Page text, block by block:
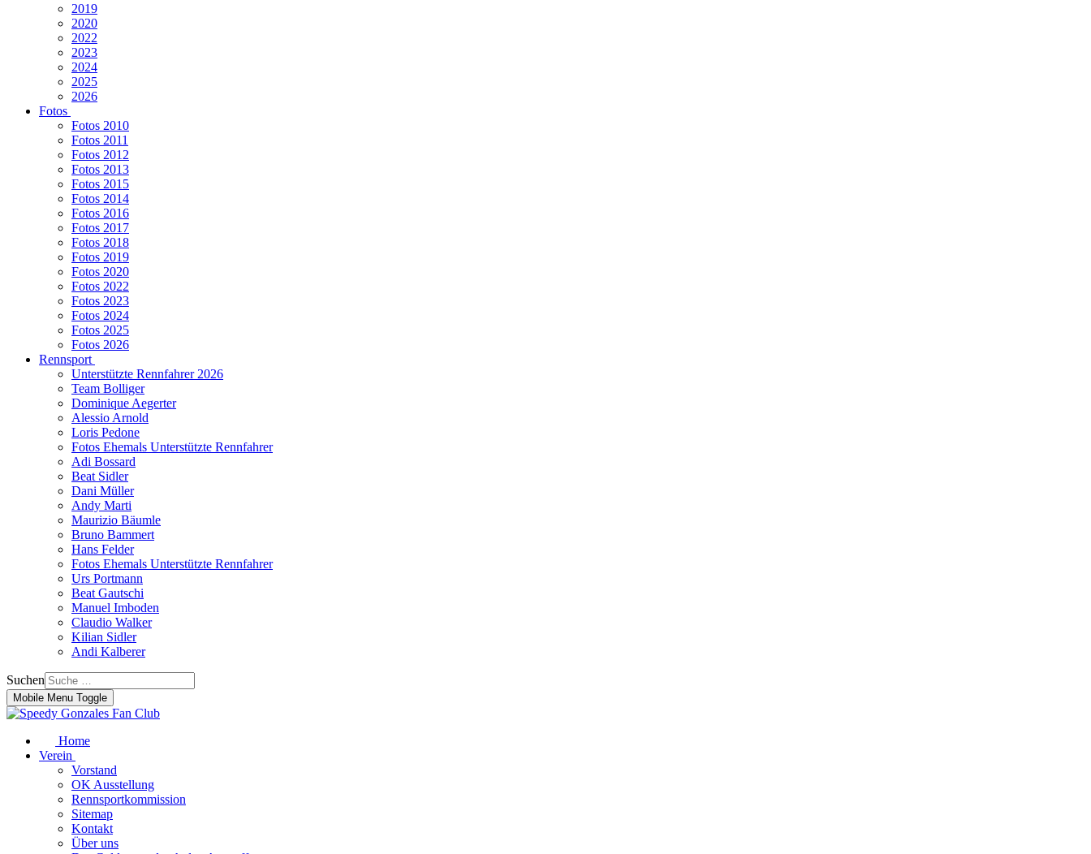
2019
2020
2022
2023
2024
2025
2026
Fotos
Fotos 2010
Fotos 2011
Fotos 2012
Fotos 2013
Fotos 2015
Fotos 2014
Fotos 2016
Fotos 2017
Fotos 2018
Fotos 2019
Fotos 2020
Fotos 2022
Fotos 2023
Fotos 2024
Fotos 2025
Fotos 2026
Rennsport
Unterstützte Rennfahrer 2026
Team Bolliger
Dominique Aegerter
Alessio Arnold
Loris Pedone
Fotos Ehemals Unterstützte Rennfahrer
Adi Bossard
Beat Sidler
Dani Müller
Andy Marti
Maurizio Bäumle
Bruno Bammert
Hans Felder
Fotos Ehemals Unterstützte Rennfahrer
Urs Portmann
Beat Gautschi
Manuel Imboden
Claudio Walker
Kilian Sidler
Andi Kalberer
Suchen
Mobile Menu Toggle
Home
Verein
Vorstand
OK Ausstellung
Rennsportkommission
Sitemap
Kontakt
Über uns